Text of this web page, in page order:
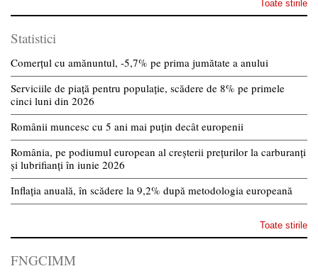
Toate stirile
Statistici
Comerțul cu amănuntul, -5,7% pe prima jumătate a anului
Serviciile de piață pentru populație, scădere de 8% pe primele
cinci luni din 2026
Românii muncesc cu 5 ani mai puțin decât europenii
România, pe podiumul european al creșterii prețurilor la carburanți
și lubrifianți în iunie 2026
Inflația anuală, în scădere la 9,2% după metodologia europeană
Toate stirile
FNGCIMM